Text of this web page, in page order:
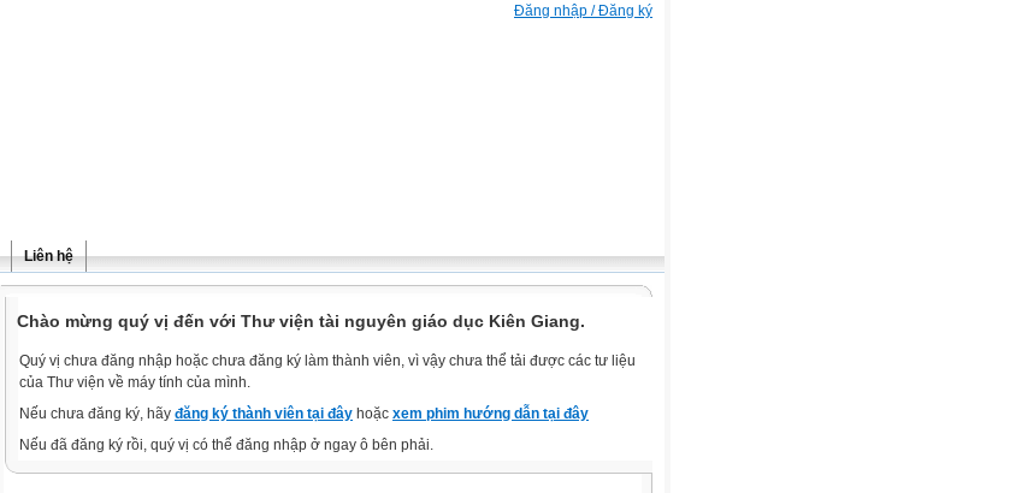
Đăng nhập / Đăng ký
Liên hệ
Chào mừng quý vị đến với Thư viện tài nguyên giáo dục Kiên Giang.
Quý vị chưa đăng nhập hoặc chưa đăng ký làm thành viên, vì vậy chưa thể tải được các tư liệu
của Thư viện về máy tính của mình.
Nếu chưa đăng ký, hãy đăng ký thành viên tại đây hoặc xem phim hướng dẫn tại đây
Nếu đã đăng ký rồi, quý vị có thể đăng nhập ở ngay ô bên phải.